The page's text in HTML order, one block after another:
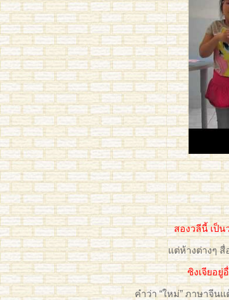
สองวลีนี้ เป็
แต่ห้างต่างๆ สื่
ซิงเจียอยู่
คำว่า “ใหม่” ภาษาจีน